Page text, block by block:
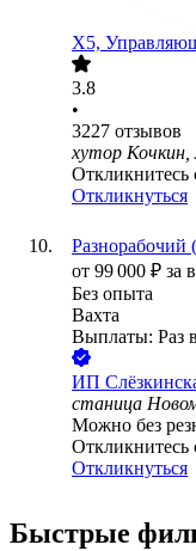
X5,
3.8
•
3227 отзывов
хутор Кочкин,
Откликнитесь
Откликнуться
Разнорабочий
от 99 000 ₽ за
Без опыта
Вахта
Выплаты: Раз
ИП
станица
Можно без
Откликнитесь
Откликнуться
Быстрые